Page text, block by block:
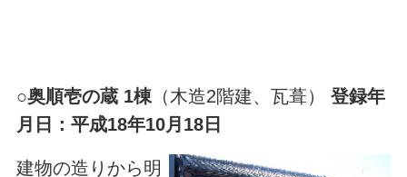
○奥順壱の蔵 1棟（木造2階建、瓦葺） 登録年
月日：平成18年10月18日
建物の造りから明